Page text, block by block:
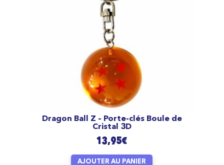
Dragon Ball Z – Porte-clés Boule de
Cristal 3D
13,95€
AJOUTER AU PANIER